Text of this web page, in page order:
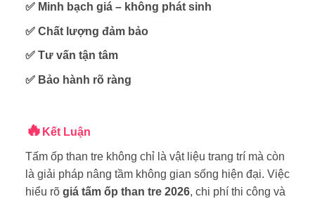
✅ Minh bạch giá – không phát sinh
✅ Chất lượng đảm bảo
✅ Tư vấn tận tâm
✅ Bảo hành rõ ràng
🔥 Kết Luận
Tấm ốp than tre không chỉ là vật liệu trang trí mà còn
là giải pháp nâng tầm không gian sống hiện đại. Việc
hiểu rõ giá tấm ốp than tre 2026, chi phí thi công và